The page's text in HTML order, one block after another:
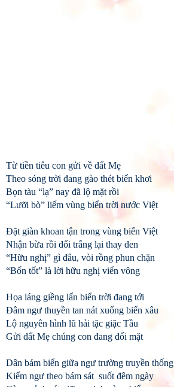
Từ tiền tiêu con gửi về đất Mẹ
Theo sóng trời đang gào thét biển khơi
Bọn tàu “lạ” nay đã lộ mặt rồi
“Lưỡi bò” liếm vùng biển trời nước Việt
Đặt giàn khoan tận trong vùng biển Việt
Nhận bừa rồi đổi trắng lại thay đen
“Hữu nghị” gì đâu, vòi rồng phun chặn
“Bốn tốt” là lời hữu nghị viển vông
Họa láng giềng lấn biển trời đang tới
Đâm ngư thuyền tan nát xuống biển xâu
Lộ nguyên hình lũ hải tặc giặc Tầu
Gửi đất Mẹ chúng con đang đối mặt
Dân bám biển giữa ngư trường truyền thống
Kiểm ngư theo bám sát suốt đêm ngày